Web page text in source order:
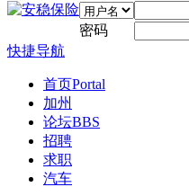
密码
快捷导航
首页Portal
加州
论坛BBS
招聘
求职
汽车